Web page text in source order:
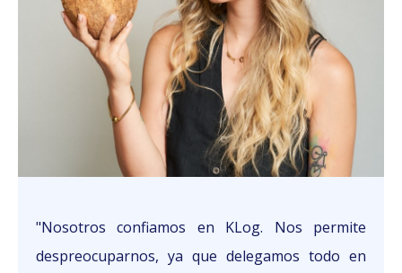
"Nosotros confiamos en KLog. Nos permite
despreocuparnos, ya que delegamos todo en